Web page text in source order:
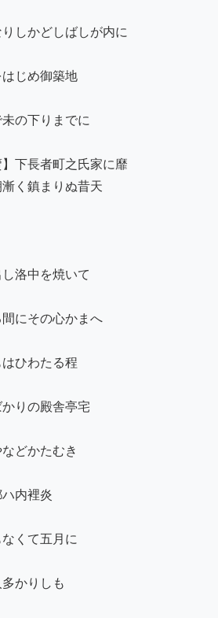
しかどしばしが内に
じめ御築地
の下りまでに
下長者町之氏家に靡
く鎮まりぬ昔天
洛中を焼いて
にその心かまへ
ひわたる程
りの殿舎亭宅
どかたむき
内裡炎
くて五月に
かりしも